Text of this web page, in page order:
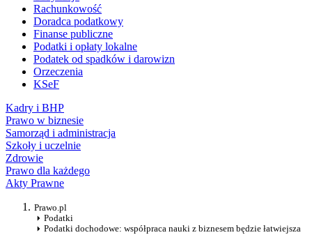
Rachunkowość
Doradca podatkowy
Finanse publiczne
Podatki i opłaty lokalne
Podatek od spadków i darowizn
Orzeczenia
KSeF
Kadry i BHP
Prawo w biznesie
Samorząd i administracja
Szkoły i uczelnie
Zdrowie
Prawo dla każdego
Akty Prawne
Prawo.pl
Podatki
Podatki dochodowe: współpraca nauki z biznesem będzie łatwiejsza